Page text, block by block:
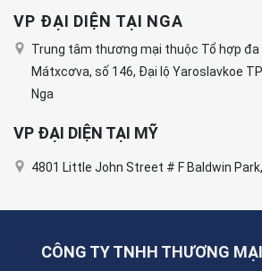
VP ĐẠI DIỆN TẠI NGA
Trung tâm thương mại thuộc Tổ hợp đa
Mátxcơva, số 146, Đại lộ Yaroslavkoe
Nga
VP ĐẠI DIỆN TẠI MỸ
4801 Little John Street # F Baldwin
CÔNG TY TNHH THƯƠNG